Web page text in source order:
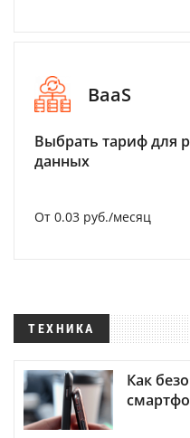
BaaS
Выбрать тариф для
данных
От 0.03 руб./месяц
ТЕХНИКА
Как